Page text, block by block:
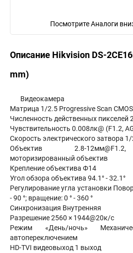
Посмотрите Аналоги
Описание Hikvision DS-
mm)
Видеокамера
Матрица 1/2.5 Progressive Scan CMOS
Численность действенных пикселей
Чувствительность 0.008лк@ (F1.2,
Скорость электрического затвора
Объектив 2.8-
моторизированный объектив
Крепление объектива Ф14
Угол обзора объектива 94.1° - 32.1°
Регулирование угла установки
- 90 °; вращение: 0 ° - 360 °
Синхронизация Внутренняя
Разрешение 2560 × 1944@20к/с
Режим «День/ночь»
автопереключением
HD-TVI видеовыход 1 выход